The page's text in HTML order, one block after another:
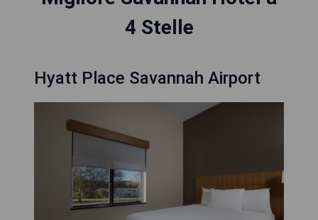
4 Stelle
Hyatt Place Savannah Airport